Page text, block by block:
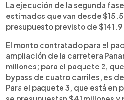
La ejecución de la segunda
estimados que van desde
presupuesto previsto de
El monto contratado para el
ampliación de la carretera
millones; para el paquete 2,
bypass de cuatro carriles, es
Para el paquete 3, que está en